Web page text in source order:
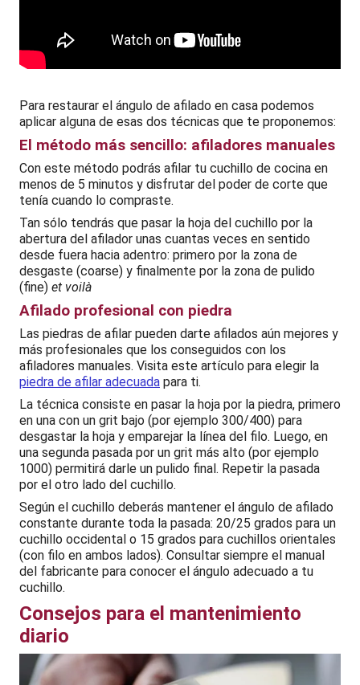
Para restaurar el ángulo de afilado en casa podemos
aplicar alguna de esas dos técnicas que te proponemos:
El método más sencillo: afiladores manuales
Con este método podrás afilar tu cuchillo de cocina en
menos de 5 minutos y disfrutar del poder de corte que
tenía cuando lo compraste.
Tan sólo tendrás que pasar la hoja del cuchillo por la
abertura del afilador unas cuantas veces en sentido
desde fuera hacia adentro: primero por la zona de
desgaste (coarse) y finalmente por la zona de pulido
(fine) et voilà
Afilado profesional con piedra
Las piedras de afilar pueden darte afilados aún mejores y
más profesionales que los conseguidos con los
afiladores manuales. Visita este artículo para elegir la
piedra de afilar adecuada para ti.
La técnica consiste en pasar la hoja por la piedra, primero
en una con un grit bajo (por ejemplo 300/400) para
desgastar la hoja y emparejar la línea del filo. Luego, en
una segunda pasada por un grit más alto (por ejemplo
1000) permitirá darle un pulido final. Repetir la pasada
por el otro lado del cuchillo.
Según el cuchillo deberás mantener el ángulo de afilado
constante durante toda la pasada: 20/25 grados para un
cuchillo occidental o 15 grados para cuchillos orientales
(con filo en ambos lados). Consultar siempre el manual
del fabricante para conocer el ángulo adecuado a tu
cuchillo.
Consejos para el mantenimiento
diario